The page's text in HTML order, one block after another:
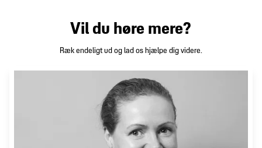
Vil du høre mere?
Ræk endeligt ud og lad os hjælpe dig videre.